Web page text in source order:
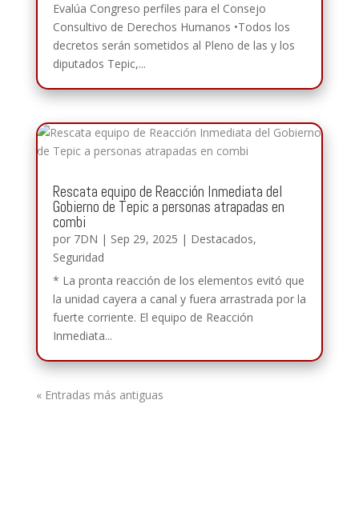
Evalúa Congreso perfiles para el Consejo
Consultivo de Derechos Humanos •Todos los
decretos serán sometidos al Pleno de las y los
diputados Tepic,...
Rescata equipo de Reacción Inmediata del
Gobierno de Tepic a personas atrapadas en
combi
por 7DN | Sep 29, 2025 | Destacados,
Seguridad
* La pronta reacción de los elementos evitó que
la unidad cayera a canal y fuera arrastrada por la
fuerte corriente. El equipo de Reacción
Inmediata...
« Entradas más antiguas